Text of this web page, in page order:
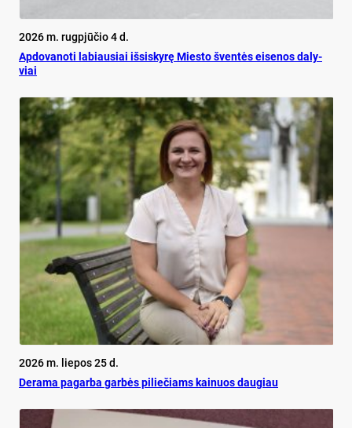
2026 m. rugpjūčio 4 d.
Ap­do­va­no­ti la­biau­siai iš­si­sky­rę Mies­to šven­tės ei­se­nos da­ly­
viai
2026 m. liepos 25 d.
De­ra­ma pa­gar­ba gar­bės pi­lie­čiams kai­nuos dau­giau